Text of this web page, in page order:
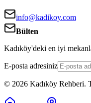
info@kadikoy.com
Bülten
Kadıköy'deki en iyi
E-posta adresiniz
© 2026 Kadıköy Rehberi.